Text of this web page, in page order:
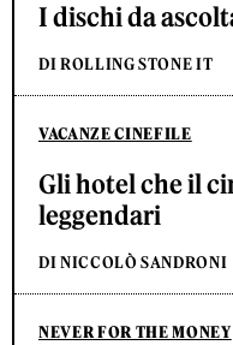
I dischi da
DI ROLLING STONE IT
VACANZE CINEFILE
Gli hotel che il
leggendari
DI NICCOLÒ SANDRONI
NEVER FOR THE MONEY